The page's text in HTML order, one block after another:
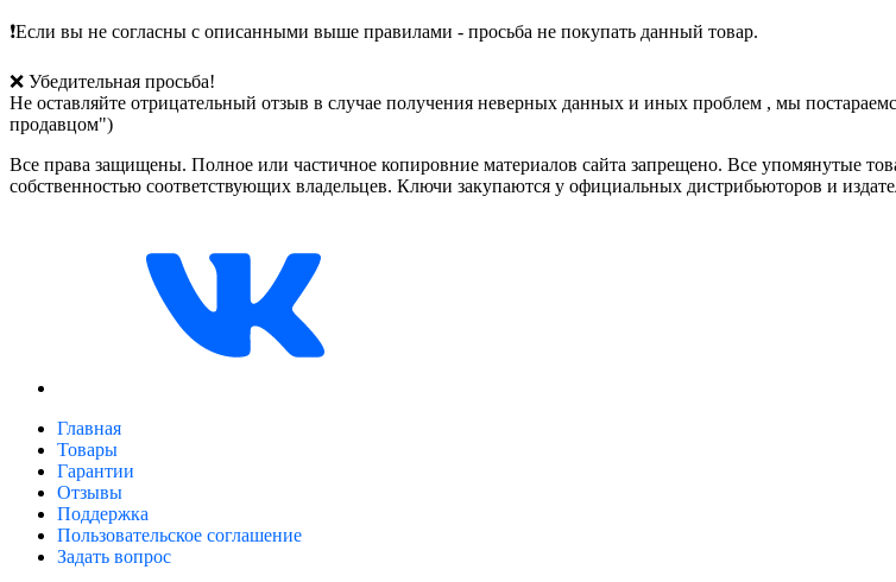
❗️Если вы не согласны с описанными выше правилами - просьба не покупать данный товар.
❌ Убедительная просьба!
Не оставляйте отрицательный отзыв в случае получения неверных данных и иных проблем , мы
продавцом")
Все права защищены. Полное или частичное копировние материалов сайта запрещено. Все упомянутые
собственностью соответствующих владельцев. Ключи закупаются у официальных дистрибьюторов и
Главная
Товары
Гарантии
Отзывы
Поддержка
Пользовательское соглашение
Задать вопрос